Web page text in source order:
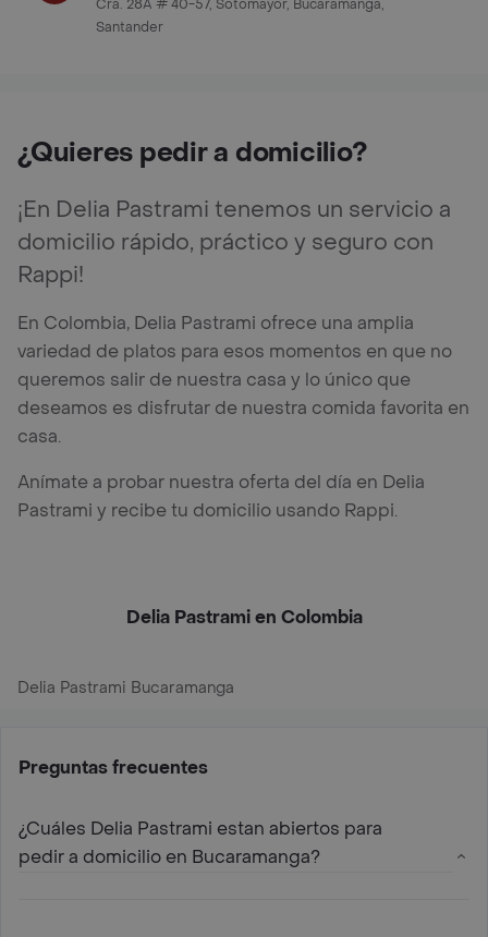
Cra. 28A # 40-57, Sotomayor, Bucaramanga,
Santander
¿Quieres pedir a domicilio?
¡En Delia Pastrami tenemos un servicio a
domicilio rápido, práctico y seguro con
Rappi!
En Colombia, Delia Pastrami ofrece una amplia
variedad de platos para esos momentos en que no
queremos salir de nuestra casa y lo único que
deseamos es disfrutar de nuestra comida favorita en
casa.
Anímate a probar nuestra oferta del día en Delia
Pastrami y recibe tu domicilio usando Rappi.
Delia Pastrami en Colombia
Delia Pastrami Bucaramanga
Preguntas frecuentes
¿Cuáles Delia Pastrami estan abiertos para
pedir a domicilio en Bucaramanga?